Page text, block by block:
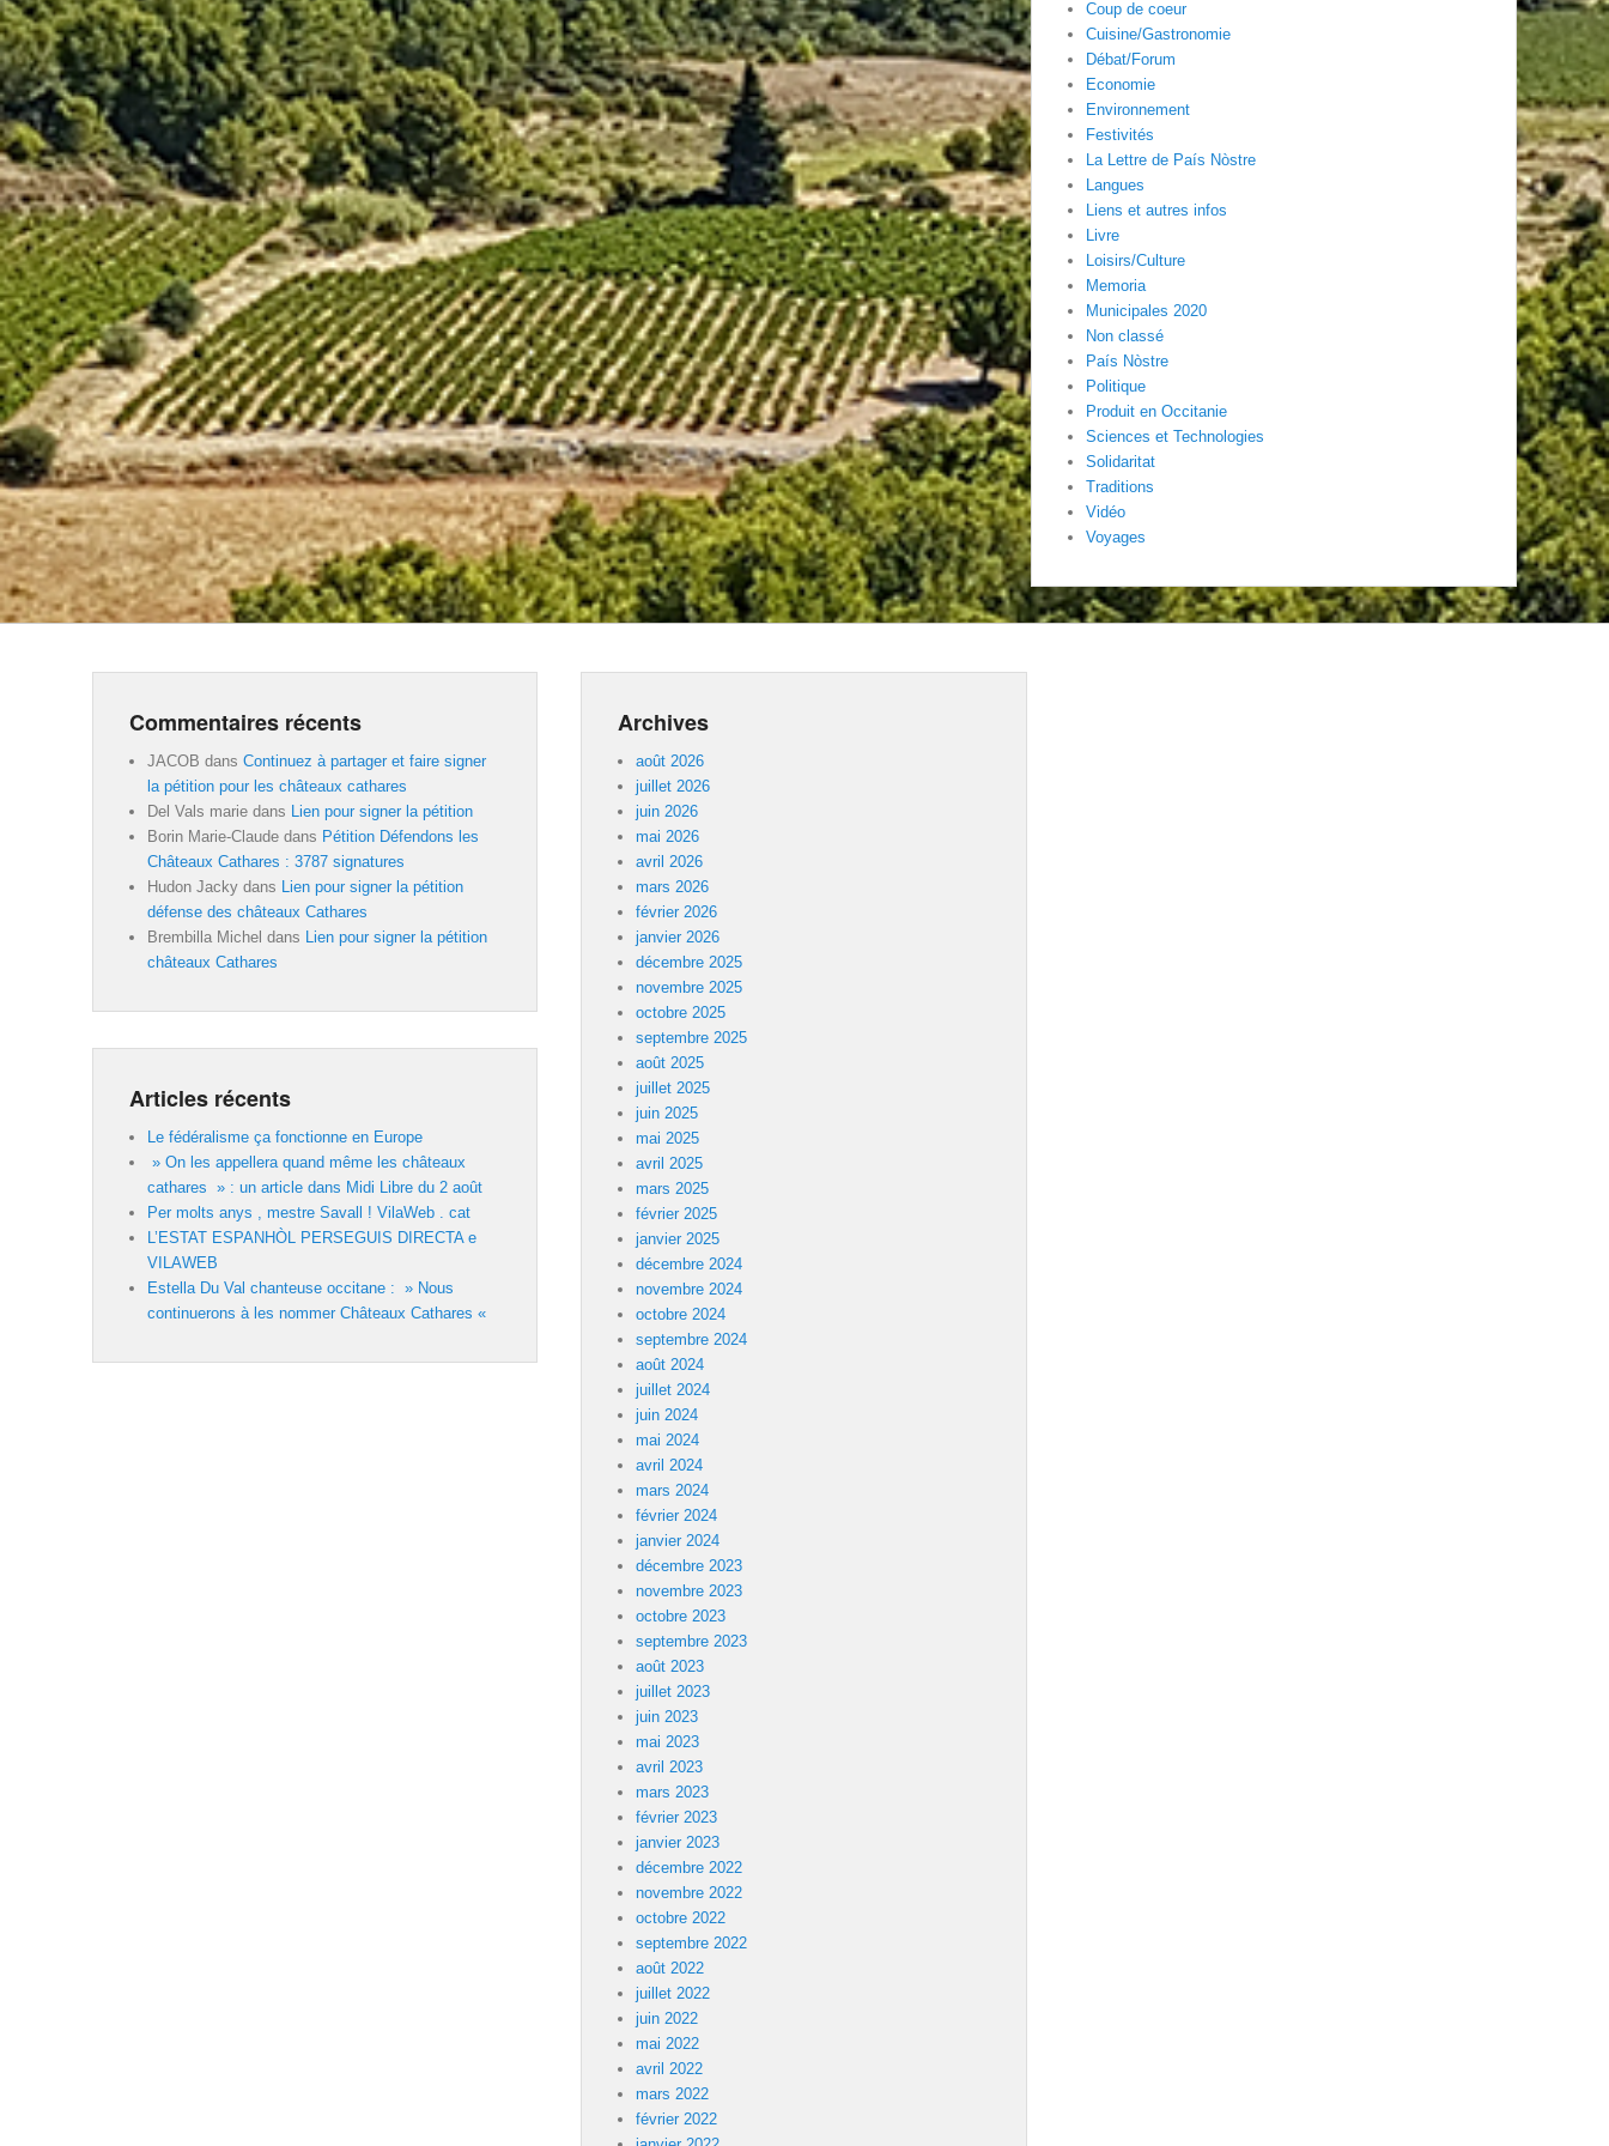
Coup de coeur
Cuisine/Gastronomie
Débat/Forum
Economie
Environnement
Festivités
La Lettre de País Nòstre
Langues
Liens et autres infos
Livre
Loisirs/Culture
Memoria
Municipales 2020
Non classé
País Nòstre
Politique
Produit en Occitanie
Sciences et Technologies
Solidaritat
Traditions
Vidéo
Voyages
Commentaires récents
JACOB dans Continuez à partager et faire signer
la pétition pour les châteaux cathares
Del Vals marie dans
Lien pour signer la pétition
Borin Marie-Claude dans Pétition Défendons les
Châteaux Cathares : 3787 signatures
Hudon Jacky dans
Lien pour signer la pétition
défense des châteaux Cathares
Brembilla Michel dans
Lien pour signer la pétition
châteaux Cathares
Articles récents
Le fédéralisme ça fonctionne en Europe
» On les appellera quand même les châteaux
cathares » : un article dans Midi Libre du 2 août
Per molts anys , mestre Savall ! VilaWeb . cat
L’ESTAT ESPANHÒL PERSEGUIS DIRECTA e
VILAWEB
Estella Du Val chanteuse occitane : » Nous
continuerons à les nommer Châteaux Cathares «
Archives
août 2026
juillet 2026
juin 2026
mai 2026
avril 2026
mars 2026
février 2026
janvier 2026
décembre 2025
novembre 2025
octobre 2025
septembre 2025
août 2025
juillet 2025
juin 2025
mai 2025
avril 2025
mars 2025
février 2025
janvier 2025
décembre 2024
novembre 2024
octobre 2024
septembre 2024
août 2024
juillet 2024
juin 2024
mai 2024
avril 2024
mars 2024
février 2024
janvier 2024
décembre 2023
novembre 2023
octobre 2023
septembre 2023
août 2023
juillet 2023
juin 2023
mai 2023
avril 2023
mars 2023
février 2023
janvier 2023
décembre 2022
novembre 2022
octobre 2022
septembre 2022
août 2022
juillet 2022
juin 2022
mai 2022
avril 2022
mars 2022
février 2022